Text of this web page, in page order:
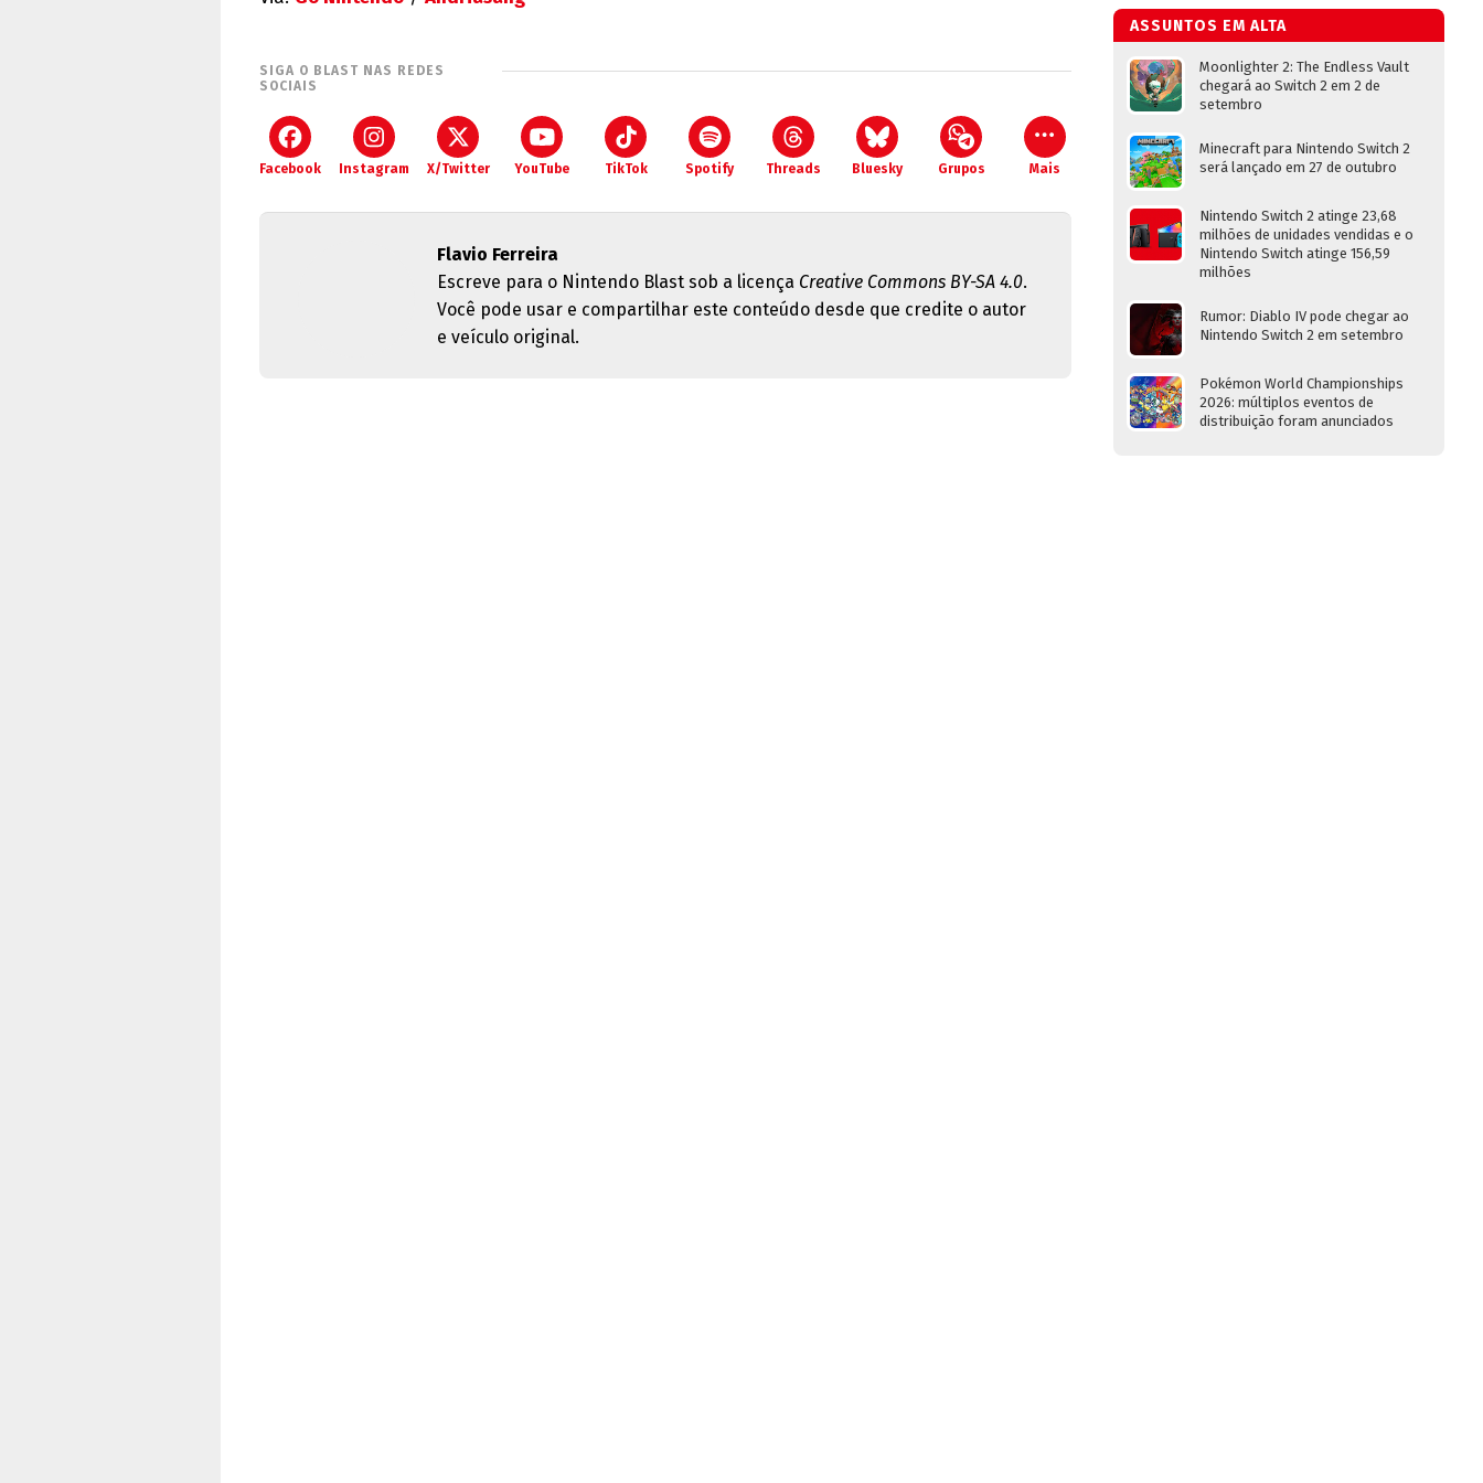
SIGA O BLAST NAS REDES
SOCIAIS
Facebook Instagram X/Twitter YouTube TikTok Spotify Threads Bluesky Grupos Mais
Flavio Ferreira
Escreve para o Nintendo Blast sob a licença Creative Commons BY-SA 4.0.
Você pode usar e compartilhar este conteúdo desde que credite o autor
e veículo original.
ASSUNTOS EM ALTA
Moonlighter 2: The Endless Vault
chegará ao Switch 2 em 2 de
setembro
Minecraft para Nintendo Switch 2
será lançado em 27 de outubro
Nintendo Switch 2 atinge 23,68
milhões de unidades vendidas e o
Nintendo Switch atinge 156,59
milhões
Rumor: Diablo IV pode chegar ao
Nintendo Switch 2 em setembro
Pokémon World Championships
2026: múltiplos eventos de
distribuição foram anunciados